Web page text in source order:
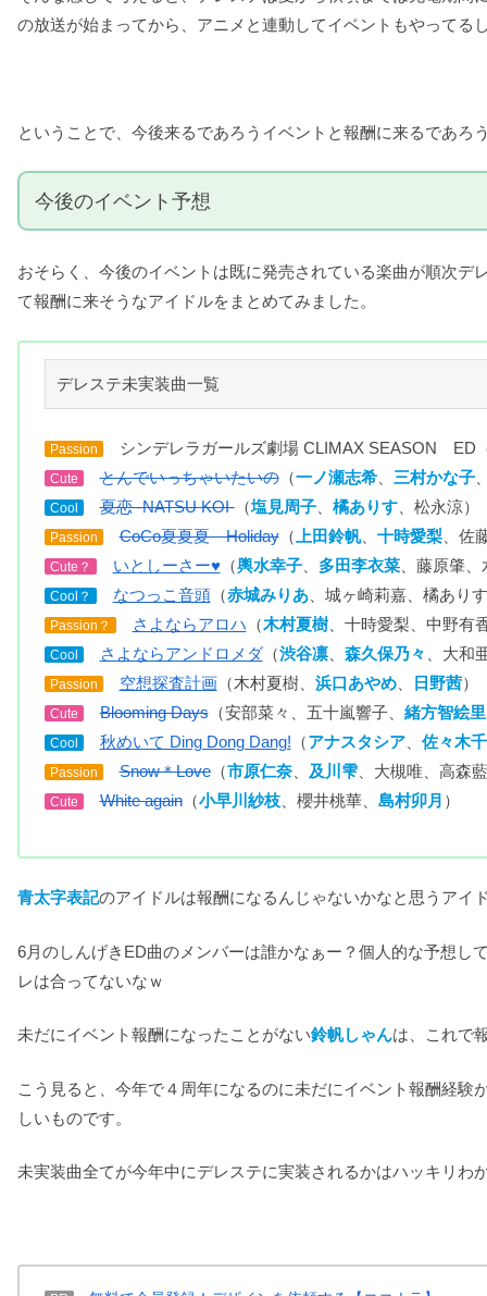
の放送が始まってから、アニメと連動してイベントもやって
ということで、今後来るであろうイベントと報酬に来るであろ
今後のイベント予想
おそらく、今後のイベントは既に発売されている楽曲が順次
て報酬に来そうなアイドルをまとめてみました。
デレステ未実装曲一覧
Passion シンデレラガールズ劇場 CLIMAX SEASON ED
Cute とんでいっちゃいたいの（一ノ瀬志希、 三村かな子
Cool 夏恋 -NATSU KOI-（塩見周子、 橘ありす、松永涼）
Passion CoCo夏夏夏 Holiday（上田鈴帆、 十時愛梨、佐
Cute？ いとしーさー♥（輿水幸子、 多田李衣菜、藤原肇、
Cool？ なつっこ音頭（赤城みりあ、城ヶ崎莉嘉、橘あり
Passion？ さよならアロハ （木村夏樹、十時愛梨、中野有
Cool さよならアンドロメダ（渋谷凛、 森久保乃々 、大和
Passion 空想探査計画（木村夏樹、 浜口あやめ、 日野茜）
Cute Blooming Days（安部菜々、五十嵐響子、 緒方智絵里
Cool 秋めいて Ding Dong Dang! （アナスタシア、 佐々木
Passion Snow＊Love（市原仁奈、 及川雫、大槻唯、高森
Cute White again（小早川紗枝、櫻井桃華、 島村卯月 ）
青太字表記のアイドルは報酬になるんじゃないかなと思うアイ
6月のしんげきED曲のメンバーは誰かなぁー？個人的な予想し
レは合ってないなｗ
未だにイベント報酬になったことがない鈴帆しゃんは、これで
こう見ると、今年で４周年になるのに未だにイベント報酬経験
しいものです。
未実装曲全てが今年中にデレステに実装されるかはハッキリ